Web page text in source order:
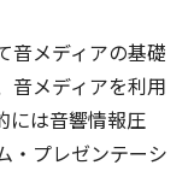
音メディアの基礎
音メディアを利用
には音響情報圧
・プレゼンテーシ